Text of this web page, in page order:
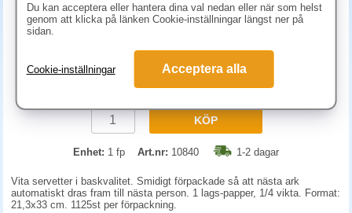
198.80 kr (inkl. moms)
KÖP
Enhet: 1 fp Art.nr: 10840 1-2 dagar
Vita servetter i baskvalitet. Smidigt förpackade så att nästa ark
automatiskt dras fram till nästa person. 1 lags-papper, 1/4 vikta. Format:
21,3x33 cm. 1125st per förpackning.
Du kan acceptera eller hantera dina val nedan eller när som helst
genom att klicka på länken Cookie-inställningar längst ner på
sidan.
Cookie-inställningar Acceptera alla